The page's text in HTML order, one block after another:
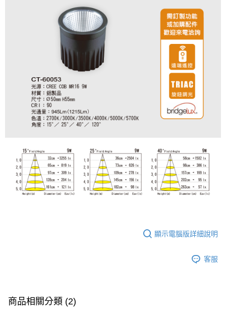
顯示電腦版詳細說明
客服
商品相關分類 (2)